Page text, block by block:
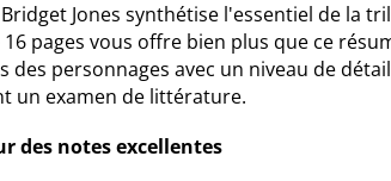
Jones synthétise l'essentiel de la
pages vous offre bien plus que ce
des personnages avec un niveau de
un examen de littérature.
des notes excellentes